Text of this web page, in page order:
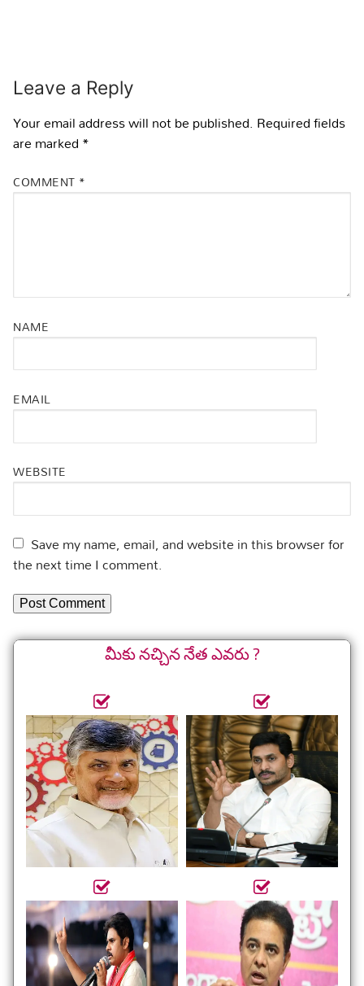
Leave a Reply
Your email address will not be published. Required fields
are marked*
COMMENT *
NAME
EMAIL
WEBSITE
Save my name, email, and website in this browser for
the next time I comment.
మీకు నచ్చిన నేత ఎవరు ?